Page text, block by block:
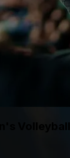
Volleyball